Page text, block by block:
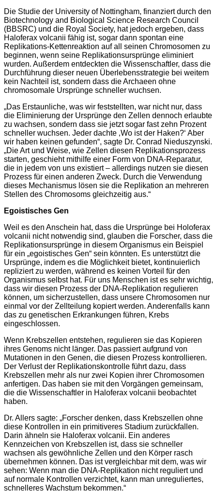
Die Studie der University of Nottingham, finanziert durch den
Biotechnology and Biological Science Research Council
(BBSRC) und die Royal Society, hat jedoch ergeben, dass
Haloferax volcanii fähig ist, sogar dann spontan eine
Replikations-Kettenreaktion auf all seinen Chromosomen zu
beginnen, wenn seine Replikationsursprünge eliminiert
wurden. Außerdem entdeckten die Wissenschaftler, dass die
Durchführung dieser neuen Überlebensstrategie bei weitem
kein Nachteil ist, sondern dass die Archaeen ohne
chromosomale Ursprünge schneller wuchsen.
„Das Erstaunliche, was wir feststellten, war nicht nur, dass
die Eliminierung der Ursprünge den Zellen dennoch erlaubte
zu wachsen, sondern dass sie jetzt sogar fast zehn Prozent
schneller wuchsen. Jeder dachte ‚Wo ist der Haken?‘ Aber
wir haben keinen gefunden“, sagte Dr. Conrad Nieduszynski.
„Die Art und Weise, wie Zellen diesen Replikationsprozess
starten, geschieht mithilfe einer Form von DNA-Reparatur,
die in jedem von uns existiert – allerdings nutzen sie diesen
Prozess für einen anderen Zweck. Durch die Verwendung
dieses Mechanismus lösen sie die Replikation an mehreren
Stellen des Chromosoms gleichzeitig aus.“
Egoistisches Gen
Weil es den Anschein hat, dass die Ursprünge bei Holoferax
volcanii nicht notwendig sind, glauben die Forscher, dass die
Replikationsursprünge in diesem Organismus ein Beispiel
für ein „egoistisches Gen“ sein könnten. Es unterstützt die
Ursprünge, indem es die Möglichkeit bietet, kontinuierlich
repliziert zu werden, während es keinen Vorteil für den
Organismus selbst hat. Für uns Menschen ist es sehr wichtig,
dass wir diesen Prozess der DNA-Replikation regulieren
können, um sicherzustellen, dass unsere Chromosomen nur
einmal vor der Zellteilung kopiert werden. Anderenfalls kann
das zu genetischen Erkrankungen führen, Krebs
eingeschlossen.
Wenn Krebszellen entstehen, regulieren sie das Kopieren
ihres Genoms nicht länger. Das passiert aufgrund von
Mutationen in den Genen, die diesen Prozess kontrollieren.
Der Verlust der Replikationskontrolle führt dazu, dass
Krebszellen mehr als nur zwei Kopien ihrer Chromosomen
anfertigen. Das haben sie mit den Vorgängen gemeinsam,
die die Wissenschaftler in Haloferax volcanii beobachtet
haben.
Dr. Allers sagte: „Forscher denken, dass Krebszellen ohne
diese Kontrollen in ein primitiveres Stadium zurückfallen.
Darin ähneln sie Haloferax volcanii. Ein anderes
Kennzeichen von Krebszellen ist, dass sie schneller
wachsen als gewöhnliche Zellen und den Körper rasch
übernehmen können. Das ist vergleichbar mit dem, was wir
sehen: Wenn man die DNA-Replikation nicht reguliert und
auf normale Kontrollen verzichtet, kann man unreguliertes,
schnelleres Wachstum bekommen.“